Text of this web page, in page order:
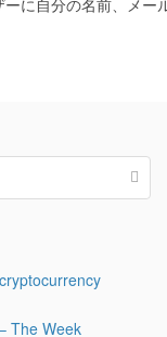
に自分の名前、メー
The Week